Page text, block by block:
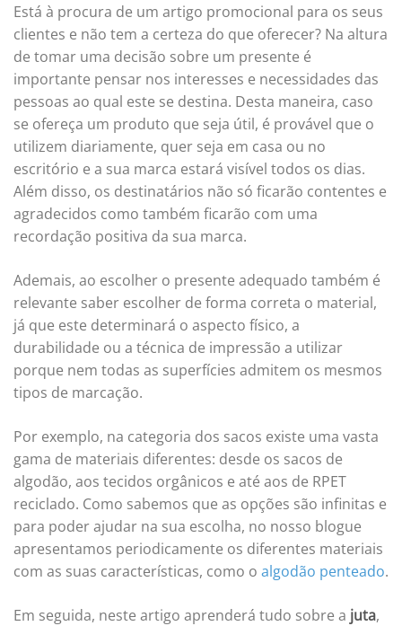
Está à procura de um artigo promocional para os seus
clientes e não tem a certeza do que oferecer? Na altura
de tomar uma decisão sobre um presente é
importante pensar nos interesses e necessidades das
pessoas ao qual este se destina. Desta maneira, caso
se ofereça um produto que seja útil, é provável que o
utilizem diariamente, quer seja em casa ou no
escritório e a sua marca estará visível todos os dias.
Além disso, os destinatários não só ficarão contentes e
agradecidos como também ficarão com uma
recordação positiva da sua marca.
Ademais, ao escolher o presente adequado também é
relevante saber escolher de forma correta o material,
já que este determinará o aspecto físico, a
durabilidade ou a técnica de impressão a utilizar
porque nem todas as superfícies admitem os mesmos
tipos de marcação.
Por exemplo, na categoria dos sacos existe uma vasta
gama de materiais diferentes: desde os sacos de
algodão, aos tecidos orgânicos e até aos de RPET
reciclado. Como sabemos que as opções são infinitas e
para poder ajudar na sua escolha, no nosso blogue
apresentamos periodicamente os diferentes materiais
com as suas características, como o algodão penteado.
Em seguida, neste artigo aprenderá tudo sobre a juta,